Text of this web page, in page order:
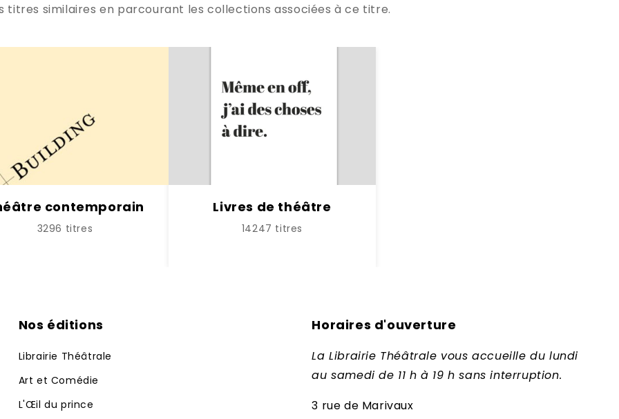
titres similaires en parcourant les collections associées à ce titre.
contemporain
3296 titres
Livres de théâtre
14247 titres
Nos éditions
Librairie Théâtrale
Art et Comédie
L'Œil du prince
Horaires d'ouverture
La Librairie Théâtrale vous accueille du lundi
au samedi de 11 h à 19 h sans interruption.
3 rue de Marivaux